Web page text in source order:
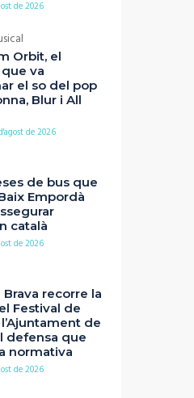
de 2026
Orbit, el
va
el so del pop
Blur i All
de 2026
de bus que
Empordà
català
de 2026
Brava recorre la
Festival de
de
defensa que
normativa
de 2026